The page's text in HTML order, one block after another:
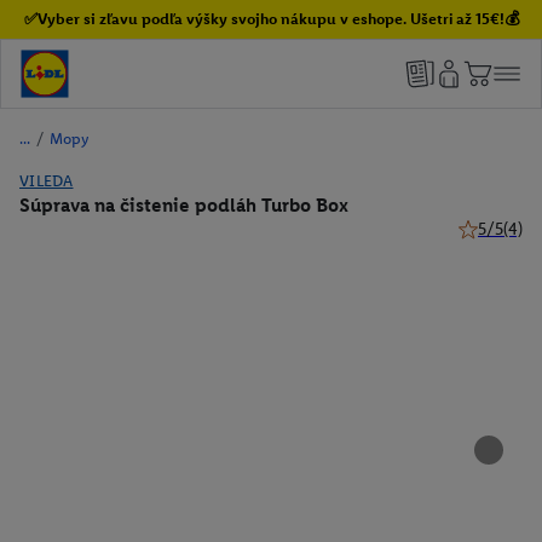
✅Vyber si zľavu podľa výšky svojho nákupu v eshope. Ušetri až 15€!💰
/ Mopy
VILEDA
Súprava na čistenie podláh Turbo Box
5/5(4)